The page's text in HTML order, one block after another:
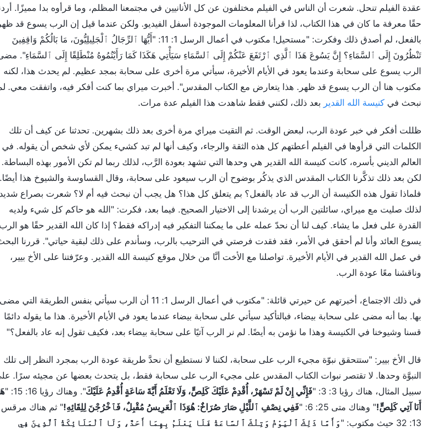
عقدة الفيلم تنحل. شعرت أن الناس في الفيلم مختلفون عن كل الأنانيين في مجتمعنا المظلم، وما قرأوه بدا مميزًا.
حقًا معرفة ما كان في هذا الكتاب، لذا قرأنا المعلومات الموجودة أسفل الفيديو. ولكن عندما قيل إن الرب يسوع قد
بالفعل، لم أصدق ذلك وفكرت: "مستحيل! مكتوب في أعمال الرسل 1: 11: "أَيُّهَا ٱلرِّجَالُ ٱلْجَلِيلِيُّونَ، مَا بَالُكُمْ وَاقِفِينَ
تَنْظُرُونَ إِلَى ٱلسَّمَاءِ؟ إِنَّ يَسُوعَ هَذَا ٱلَّذِي ٱرْتَفَعَ عَنْكُمْ إِلَى ٱلسَّمَاءِ سَيَأْتِي هَكَذَا كَمَا رَأَيْتُمُوهُ مُنْطَلِقًا إِلَى ٱلسَّمَاءِ".
الرب يسوع على سحابة وعندما يعود في الأيام الأخيرة، سيأتي مرة أخرى على سحابة بمجد عظيم. لم يحدث هذا، لكنه
مكتوب هنا أن الرب يسوع قد ظهر. هذا يتعارض مع الكتاب المقدس". أخبرت ميراي بما كنت أفكر فيه، واتفقت معي.
نبحث في كنيسة الله القدير بعد ذلك، لكنني فقط شاهدت هذا الفيلم عدة مرات.
ظللت أفكر في خبر عودة الرب، لبعض الوقت. ثم التقيت ميراي مرة أخرى بعد ذلك بشهرين. تحدثنا عن كيف أن تلك
الكلمات التي قرأوها في الفيلم أعطتهم كل هذه الثقة والرجاء، وكيف أنها لم تبد كشيء يمكن لأي شخص أن يقوله. في
العالم الديني بأسره، كانت كنيسة الله القدير هي وحدها التي تشهد بعودة الرَّب، لذلك ربما لم تكن الأمور بهذه البساطة.
لكن بعد ذلك تذكَّرنا الكتاب المقدس الذي يذكُر بوضوح أن الرب سيعود على سحابة، وقال القساوسة والشيوخ هذا أيضًا.
فلماذا تقول هذه الكنيسة أن الرب قد عاد بالفعل؟ بم يتعلق كل هذا؟ هل يجب أن نبحث فيه أم لا؟ شعرت بصراع
لذلك صليت مع ميراي، سائلتين الرب أن يرشدنا إلى الاختيار الصحيح. فيما بعد، فكرت: "الله هو حاكم كل شيء ولديه
القدرة على فعل ما يشاء. كيف لنا أن نحدّ عمله على ما يمكننا التفكير فيه إدراكه فقط؟ إذا كان الله القدير حقًا هو
يسوع العائد وأنا لم أحقق في الأمر، فقد فقدت فرصتي في الترحيب بالرب، وسأندم على ذلك لبقية حياتي". قررنا
في عمل الله القدير في الأيام الأخيرة. تواصلنا مع الأخت أنَّا من خلال موقع كنيسة الله القدير. وعرّفتنا على الأخ بيير،
وناقشنا معًا عودة الرب.
في ذلك الاجتماع، أخبرتهم عن حيرتي قائلة: "مكتوب في أعمال الرسل 1: 11 أن الرب سيأتي بنفس الطريقة التي مضى
بها. بما أنه مضى على سحابة بيضاء، فبالتأكيد سيأتي على سحابة بيضاء عندما يعود في الأيام الأخيرة. هذا ما يقوله دائمًا
قسنا وشيوخنا في الكنيسة وهذا ما نؤمن به أيضًا. لم نر الرب آتيًا على سحابة بيضاء بعد، فكيف تقول إنه عاد بالفعل؟"
قال الأخ بيير: "ستتحقق نبوّة مجيء الرب على سحابة، لكننا لا نستطيع أن نحدَّ طريقة عودة الرب بمجرد النظر إلى تلك
النبوَّة وحدها. لا تقتصر نبوات الكتاب المقدس على مجيء الرب على سحابة فقط، بل يتحدث بعضها عن مجيئه سرًا.
سبيل المثال، هناك رؤيا 3: 3: "
فَإِنِّي إِنْ لَمْ تَسْهَرْ، أُقْدِمْ عَلَيْكَ كَلِصٍّ، وَلَا تَعْلَمُ أَيَّةَ سَاعَةٍ أُقْدِمُ عَلَيْكَ". وهناك رؤيا 16: 15: "
أَنَا آتِي كَلِصٍّ!" وهناك متى 25: 6: " فَفِي نِصْفِ ٱللَّيْلِ صَارَ صُرَاخٌ: هُوَذَا ٱلْعَرِيسُ مُقْبِلٌ، فَٱخْرُجْنَ لِلِقَائِهِ!" ثم هناك مرقس
13: 32 حيث مكتوب: "
وَأَمَّا ذَلِكَ ٱلْيَوْمُ وَتِلْكَ ٱلسَّاعَةُ فَلَا يَعْلَمُ بِهِمَا أَحَدٌ، وَلَا ٱلْمَلَائِكَةُ ٱلَّذِينَ فِي